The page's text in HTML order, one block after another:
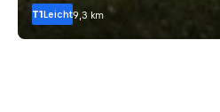
T1Leicht9,3 km